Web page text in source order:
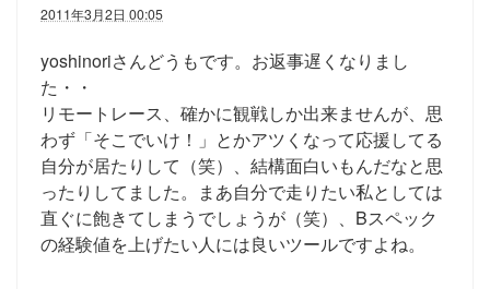
2011年3月2日 00:05
yoshinoriさんどうもです。お返事遅くなりまし
た・・
リモートレース、確かに観戦しか出来ませんが、思
わず「そこでいけ！」とかアツくなって応援してる
自分が居たりして（笑）、結構面白いもんだなと思
ったりしてました。まあ自分で走りたい私としては
直ぐに飽きてしまうでしょうが（笑）、Bスペック
の経験値を上げたい人には良いツールですよね。